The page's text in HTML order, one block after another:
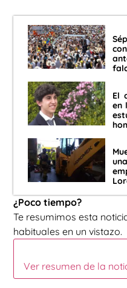
El
en
¿Poco tiempo?
Te resumimos esta
habituales en un vistazo.
Ver resumen de la